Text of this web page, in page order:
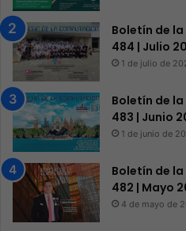
Boletín de
484 | Julio
1 de julio de
Boletín de
483 | Junio
1 de junio de
Boletín de
482 | Mayo
4 de mayo de